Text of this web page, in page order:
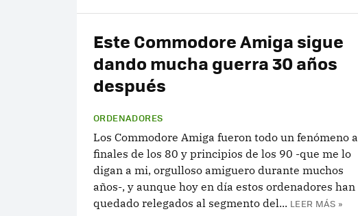
Este Commodore Amiga sigue
dando mucha guerra 30 años
después
ORDENADORES
Los Commodore Amiga fueron todo un fenómeno a
finales de los 80 y principios de los 90 -que me lo
digan a mi, orgulloso amiguero durante muchos
años-, y aunque hoy en día estos ordenadores han
quedado relegados al segmento del... LEER MÁS »